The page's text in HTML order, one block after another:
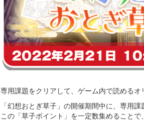
専用課題をクリアして、ゲーム内で読める
「幻想おとぎ草子」の開催期間中に、専用
この「草子ポイント」を一定数集めることで